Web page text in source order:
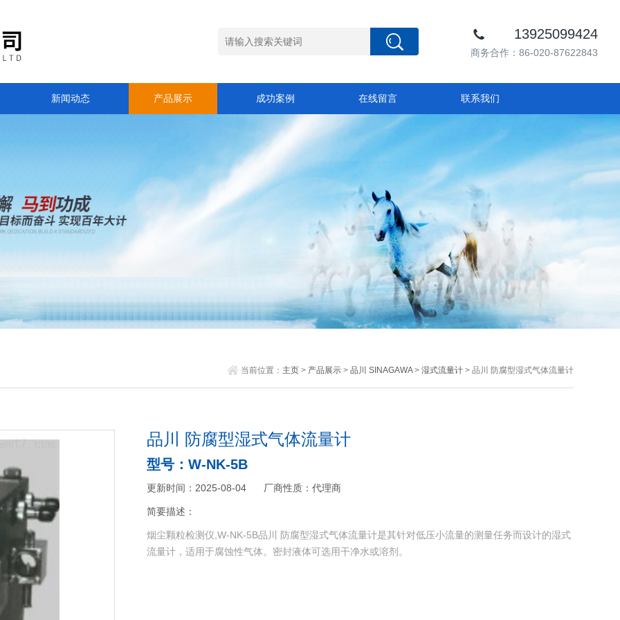
13925099424
商务合作：86-020-87622843
新闻动态 产品展示 成功案例 在线留言 联系我们
当前位置： 主页> 产品展示> 品川 SINAGAWA> 湿式流量计> 品川 防腐型湿式气体流量计
品川 防腐型湿式气体流量计
型号：W-NK-5B
更新时间：2025-08-04 厂商性质：代理商
简要描述：
烟尘颗粒检测仪,W-NK-5B品川 防腐型湿式气体流量计是其针对低压小流量的测量任务而设计的湿式
流量计，适用于腐蚀性气体。密封液体可选用干净水或溶剂。